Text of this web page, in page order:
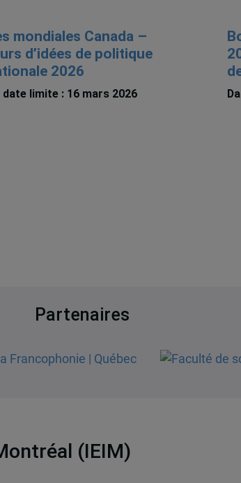
mondiales Canada –
d’idées de politique
2026
date limite : 16 mars 2026
Partenaires
(IEIM)